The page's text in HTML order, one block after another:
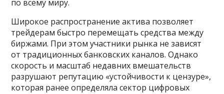
по всему миру.
Широкое распространение актива позволяет
трейдерам быстро перемещать средства между
биржами. При этом участники рынка не зависят
от традиционных банковских каналов. Однако
скорость и масштаб недавних вмешательств
разрушают репутацию «устойчивости к цензуре»,
которая ранее определяла сектор цифровых